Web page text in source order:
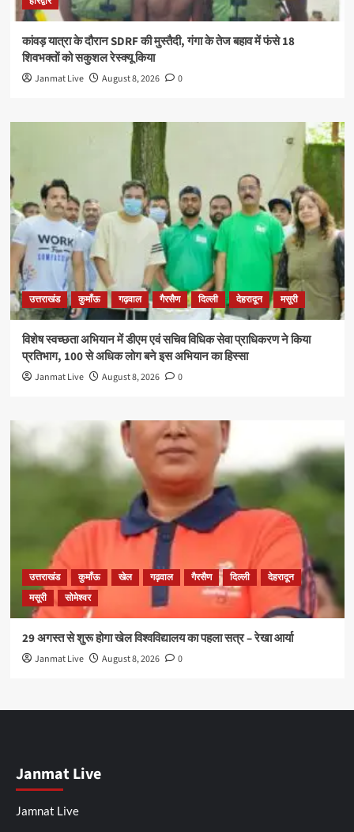
कांवड़ यात्रा के दौरान SDRF की मुस्तैदी, गंगा के तेज बहाव में फंसे 18
शिवभक्तों को सकुशल रेस्क्यू किया
Janmat Live August 8, 2026 0
उत्तराखंड कुमाँऊ गढ़वाल गैरसैण दिल्ली देहरादून मसूरी
विशेष स्वच्छता अभियान में डीएम एवं सचिव विधिक सेवा प्राधिकरण ने किया
प्रतिभाग, 100 से अधिक लोग बने इस अभियान का हिस्सा
Janmat Live August 8, 2026 0
उत्तराखंड कुमाँऊ खेल गढ़वाल गैरसैण दिल्ली
देहरादून
मसूरी
सोमेश्वर
29 अगस्त से शुरू होगा खेल विश्वविद्यालय का पहला सत्र – रेखा आर्या
Janmat Live August 8, 2026 0
Janmat Live
Jamnat Live